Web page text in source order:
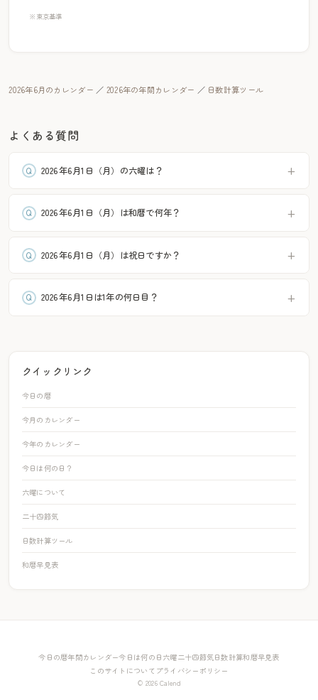
※東京基準
2026年6月のカレンダー ／ 2026年の年間カレンダー ／ 日数計算ツール
よくある質問
2026年6月1日（月）の六曜は？
2026年6月1日（月）は和暦で何年？
2026年6月1日（月）は祝日ですか？
2026年6月1日は1年の何日目？
クイックリンク
今日の暦
今月のカレンダー
今年のカレンダー
今日は何の日？
六曜について
二十四節気
日数計算ツール
和暦早見表
今日の暦年間カレンダー今日は何の日 六曜二十四節気 日数計算和暦早見表
このサイトについて プライバシーポリシー
© 2026 Calend